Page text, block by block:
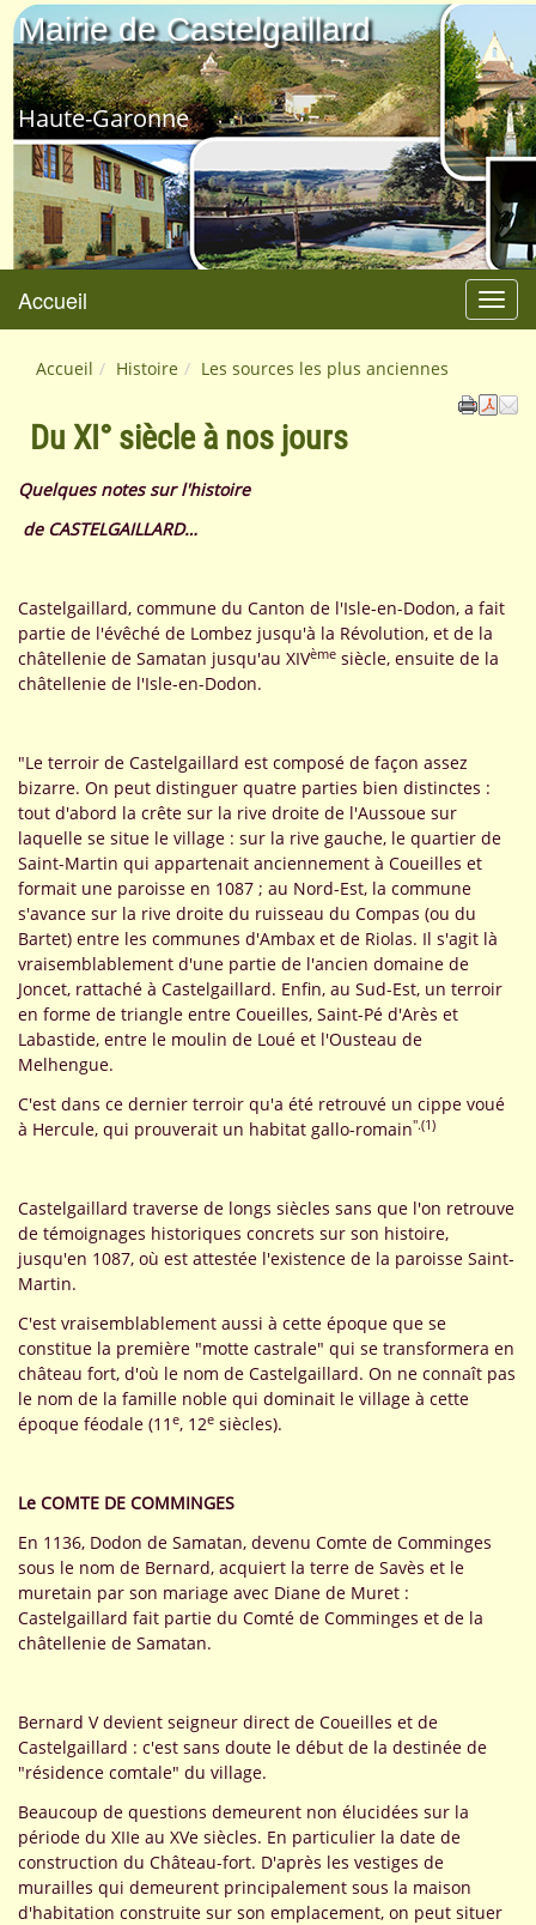
Mairie de Castelgaillard
Haute-Garonne
Menu
Accueil
Accueil Histoire Les sources les plus anciennes
Du XI° siècle à nos jours
Quelques notes sur l'histoire
de CASTELGAILLARD…
Castelgaillard, commune du Canton de l'Isle-en-Dodon, a fait
partie de l'évêché de Lombez jusqu'à la Révolution, et de la
châtellenie de Samatan jusqu'au XIVème siècle, ensuite de la
châtellenie de l'Isle-en-Dodon.
"Le terroir de Castelgaillard est composé de façon assez
bizarre. On peut distinguer quatre parties bien distinctes :
tout d'abord la crête sur la rive droite de l'Aussoue sur
laquelle se situe le village : sur la rive gauche, le quartier de
Saint-Martin qui appartenait anciennement à Coueilles et
formait une paroisse en 1087 ; au Nord-Est, la commune
s'avance sur la rive droite du ruisseau du Compas (ou du
Bartet) entre les communes d'Ambax et de Riolas. Il s'agit là
vraisemblablement d'une partie de l'ancien domaine de
Joncet, rattaché à Castelgaillard. Enfin, au Sud-Est, un terroir
en forme de triangle entre Coueilles, Saint-Pé d'Arès et
Labastide, entre le moulin de Loué et l'Ousteau de
Melhengue.
C'est dans ce dernier terroir qu'a été retrouvé un cippe voué
à Hercule, qui prouverait un habitat gallo-romain".(1)
Castelgaillard traverse de longs siècles sans que l'on retrouve
de témoignages historiques concrets sur son histoire,
jusqu'en 1087, où est attestée l'existence de la paroisse Saint-
Martin.
C'est vraisemblablement aussi à cette époque que se
constitue la première "motte castrale" qui se transformera en
château fort, d'où le nom de Castelgaillard. On ne connaît pas
le nom de la famille noble qui dominait le village à cette
époque féodale (11 e, 12e siècles).
Le COMTE DE COMMINGES
En 1136, Dodon de Samatan, devenu Comte de Comminges
sous le nom de Bernard, acquiert la terre de Savès et le
muretain par son mariage avec Diane de Muret :
Castelgaillard fait partie du Comté de Comminges et de la
châtellenie de Samatan.
Bernard V devient seigneur direct de Coueilles et de
Castelgaillard : c'est sans doute le début de la destinée de
"résidence comtale" du village.
Beaucoup de questions demeurent non élucidées sur la
période du XIIe au XVe siècles. En particulier la date de
construction du Château-fort. D'après les vestiges de
murailles qui demeurent principalement sous la maison
d'habitation construite sur son emplacement, on peut situer